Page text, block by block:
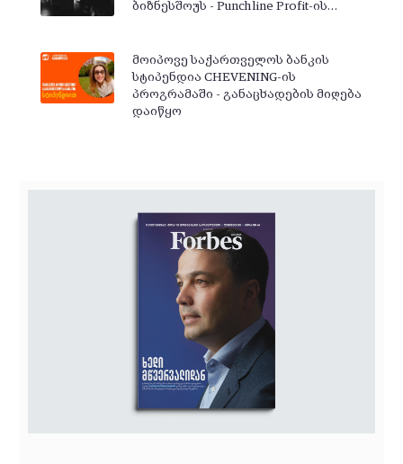
ბიზნესშოუს - Punchline Profit-ის…
მოიპოვე საქართველოს ბანკის
სტიპენდია CHEVENING-ის
პროგრამაში - განაცხადების მიღება
დაიწყო